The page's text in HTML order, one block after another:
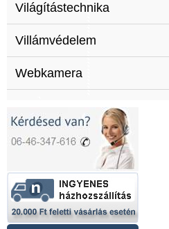
Világítástechnika
Villámvédelem
Webkamera